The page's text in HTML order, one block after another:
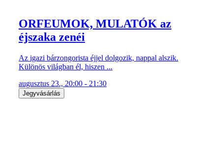
ORFEUMOK, MULATÓK az
éjszaka zenéi
Az igazi bárzongorista éjjel dolgozik, nappal alszik.
Különös világban él, hiszen ...
augusztus 23., 20:00 - 21:30
Jegyvásárlás